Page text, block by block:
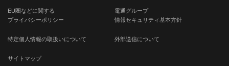
EU圏などに関する
プライバシーポリシー
電通グループ
情報セキュリティ基本方針
特定個人情報の取扱いについて 外部送信について
サイトマップ